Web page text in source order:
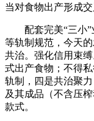
当对食物出产形成
配套完美“三小”
等轨制规范，今天
共治。强化信用束
式出产食物；不得
轨制，四是共治聚
及其成品（不含压
款式。